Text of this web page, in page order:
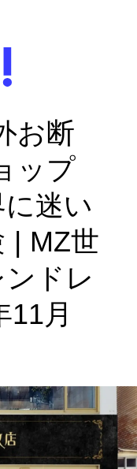
お断
ップ
迷い
| MZ世
ドレ
月